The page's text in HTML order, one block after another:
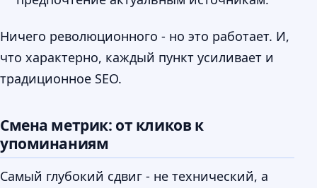
Ничего революционного - но это работает. И,
что характерно, каждый пункт усиливает и
традиционное SEO.
Смена метрик: от кликов к
упоминаниям
Самый глубокий сдвиг - не технический, а